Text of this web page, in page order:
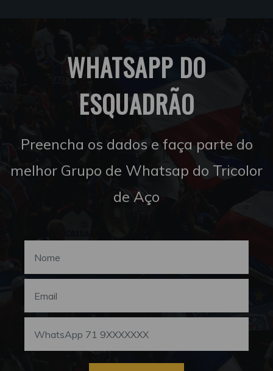
WHATSAPP DO
ESQUADRÃO
Preencha os dados e faça parte do
melhor Grupo de Whatsap do Tricolor
de Aço